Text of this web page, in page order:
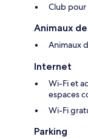
Club
Animaux
Animaux
Internet
Wi-Fi et
espaces
Wi-Fi
Parking